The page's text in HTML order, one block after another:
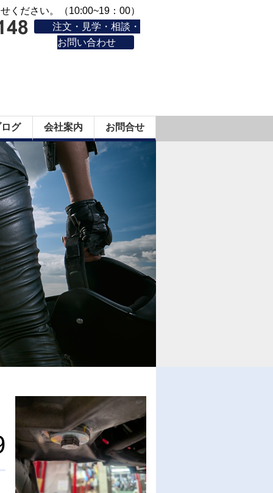
ください。（10:00~19：00）
注文・見学・相談・
お問い合わせ
グ 会社案内 お問合せ